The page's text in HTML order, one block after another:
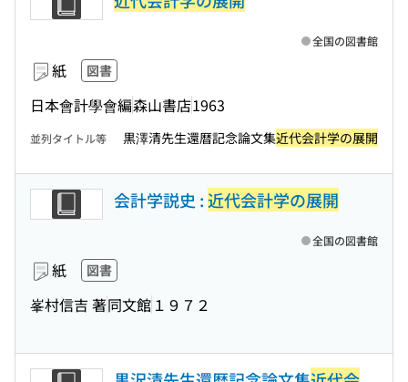
紙 図書
日本會計學會編森山書店1963
全国の図書館
並列タイトル等 黒澤清先生還暦記念論文集近代会計学の展開
会計学説史 :近代会計学の展開
紙 図書
峯村信吉 著同文館 １９７２
全国の図書館